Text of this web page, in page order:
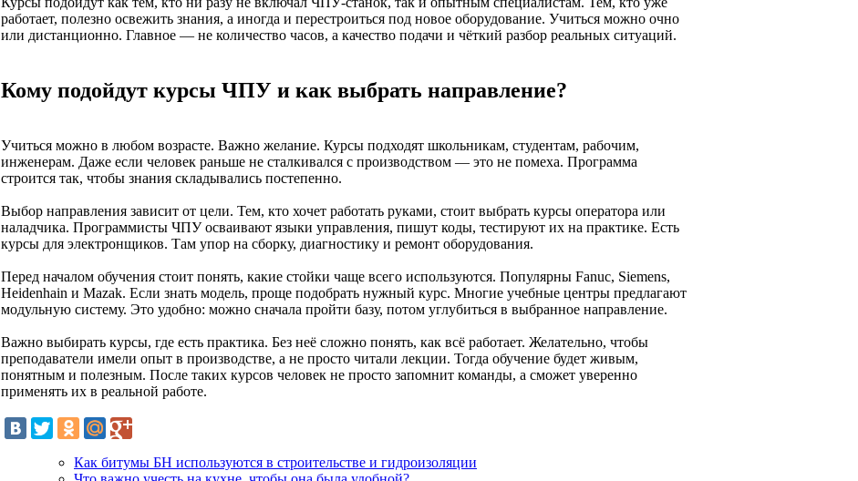
работает, полезно освежить знания, а иногда и перестроиться под новое оборудование. Учиться можно очно
или дистанционно. Главное — не количество часов, а качество подачи и чёткий разбор реальных ситуаций.
Кому подойдут курсы ЧПУ и как выбрать направление?
Учиться можно в любом возрасте. Важно желание. Курсы подходят школьникам, студентам, рабочим,
инженерам. Даже если человек раньше не сталкивался с производством — это не помеха. Программа
строится так, чтобы знания складывались постепенно.
Выбор направления зависит от цели. Тем, кто хочет работать руками, стоит выбрать курсы оператора или
наладчика. Программисты ЧПУ осваивают языки управления, пишут коды, тестируют их на практике. Есть
курсы для электронщиков. Там упор на сборку, диагностику и ремонт оборудования.
Перед началом обучения стоит понять, какие стойки чаще всего используются. Популярны Fanuc, Siemens,
Heidenhain и Mazak. Если знать модель, проще подобрать нужный курс. Многие учебные центры предлагают
модульную систему. Это удобно: можно сначала пройти базу, потом углубиться в выбранное направление.
Важно выбирать курсы, где есть практика. Без неё сложно понять, как всё работает. Желательно, чтобы
преподаватели имели опыт в производстве, а не просто читали лекции. Тогда обучение будет живым,
понятным и полезным. После таких курсов человек не просто запомнит команды, а сможет уверенно
применять их в реальной работе.
Как битумы БН используются в строительстве и гидроизоляции